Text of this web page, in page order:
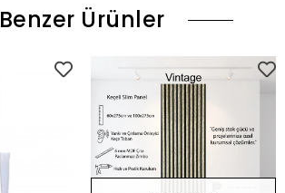
Benzer Ürünler